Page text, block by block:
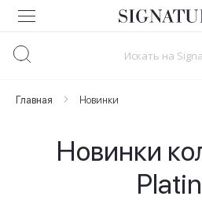
Skip
to
Главная Новинки
Новинки